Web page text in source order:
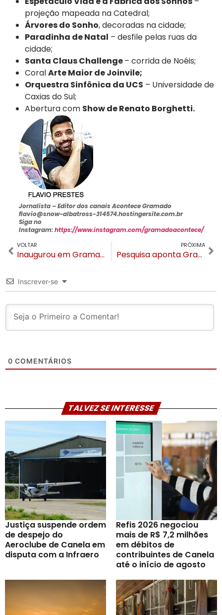
projeção mapeada na Catedral;
Árvores do Sonho, decoradas na cidade;
Paradinha de Natal – desfile pelas ruas da
cidade;
Santa Claus Challenge– corrida de Noéis;
CoralArte Maior de Joinvile;
Orquestra Sinfônica da UCS – Universidade de
Caxias do Sul;
Abertura com Show de Renato Borghetti.
Jornalista –Editor dos canais Acontece Gramado
flavio@snow-albatross-314574.hostingersite.com.br
Siga no
Instagram:https://www.instagram.com/gramadoacontece/
VOLTAR
Inaugurou em Gramado a Hortifruti Bela Horta
PRÓXIMA
Pesquisa aponta Gramado como destino mais planejado por brasileiros
Inscrever-se
0 COMENTÁRIOS
TALVEZ SE INTERESSE
Justiça suspende ordem
de despejo do
Aeroclube de Canela em
disputa com a Infraero
Refis 2026 negociou
mais de R$ 7,2 milhões
em débitos de
contribuintes de Canela
até o início de agosto